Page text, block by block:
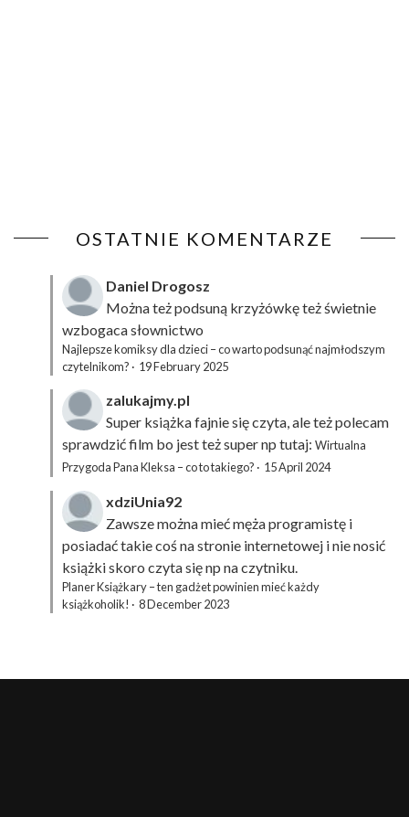
OSTATNIE KOMENTARZE
Daniel Drogosz
Można też podsuną krzyżówkęteż świetnie
wzbogaca słownictwo
Najlepsze komiksy dla dzieci – co warto podsunąć najmłodszym
czytelnikom? · 19 February 2025
zalukajmy.pl
Super książka fajnie się czyta, ale też polecam
sprawdzić film bo jest też super np tutaj: Wirtualna
Przygoda Pana Kleksa – co to takiego? · 15 April 2024
xdziUnia92
Zawsze można mieć męża programistę i
posiadać takie coś na stronie internetowej i nie nosić
książki skoro czyta się np na czytniku.
Planer Książkary – ten gadżet powinien mieć każdy
książkoholik! · 8 December 2023